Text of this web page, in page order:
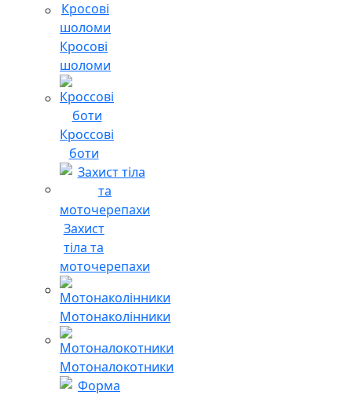
Кросові
шоломи
Кроссові
боти
Захист
тіла та
моточерепахи
Мотонаколінники
Мотоналокотники